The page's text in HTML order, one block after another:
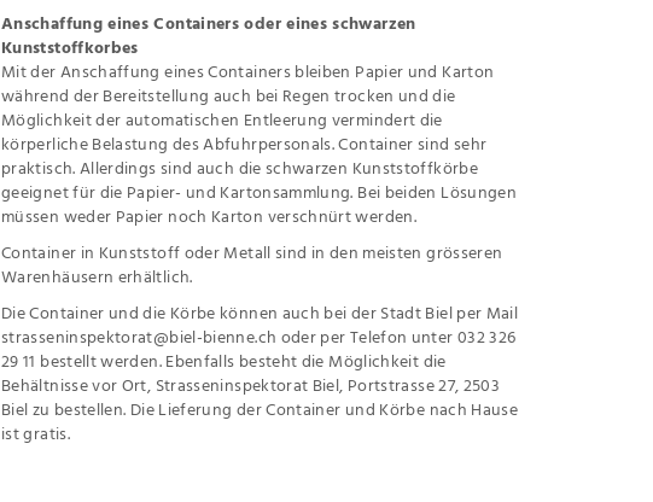
Anschaffung eines Containers oder eines schwarzen
Kunststoffkorbes
Mit der Anschaffung eines Containers bleiben Papier und Karton
während der Bereitstellung auch bei Regen trocken und die
Möglichkeit der automatischen Entleerung vermindert die
körperliche Belastung des Abfuhrpersonals. Container sind sehr
praktisch. Allerdings sind auch die schwarzen Kunststoffkörbe
geeignet für die Papier- und Kartonsammlung. Bei beiden Lösungen
müssen weder Papier noch Karton verschnürt werden.
Container in Kunststoff oder Metall sind in den meisten grösseren
Warenhäusern erhältlich.
Die Container und die Körbe können auch bei der Stadt Biel per Mail
strasseninspektorat@biel-bienne.ch oder per Telefon unter 032 326
29 11 bestellt werden. Ebenfalls besteht die Möglichkeit die
Behältnisse vor Ort, Strasseninspektorat Biel, Portstrasse 27, 2503
Biel zu bestellen. Die Lieferung der Container und Körbe nach Hause
ist gratis.